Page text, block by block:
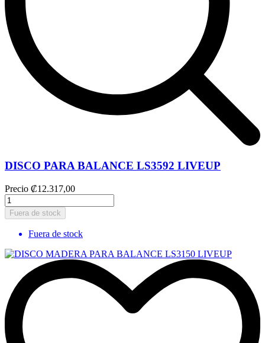
DISCO PARA BALANCE LS3592 LIVEUP
Precio ₡12.317,00
Fuera de stock
Fuera de stock